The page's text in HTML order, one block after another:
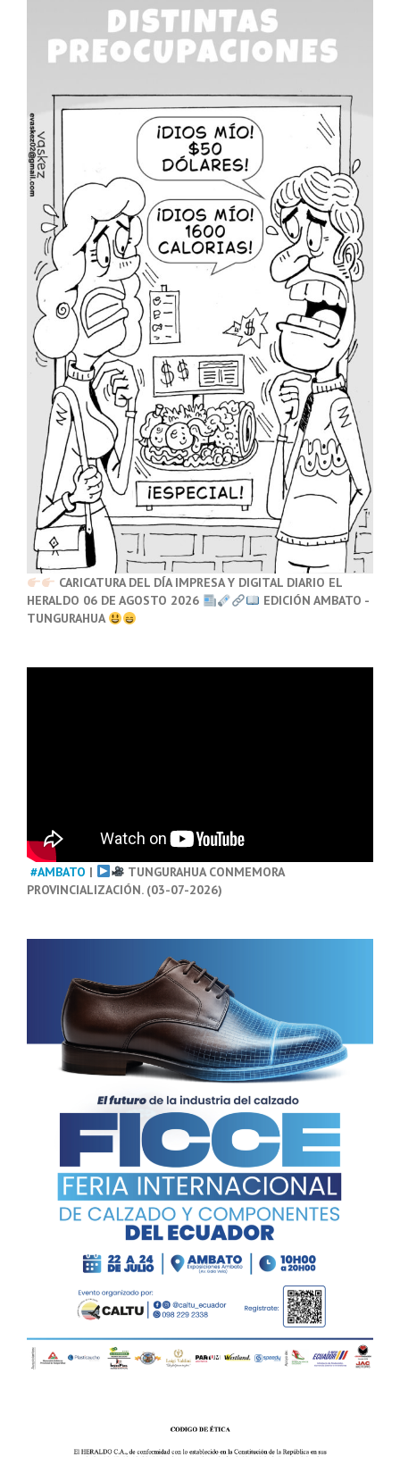
CARICATURA DEL DÍA IMPRESA Y DIGITAL DIARIO EL
HERALDO 06 DE AGOSTO 2026
EDICIÓN AMBATO -
TUNGURAHUA
#AMBATO |
TUNGURAHUA CONMEMORA
PROVINCIALIZACIÓN. (03-07-2026)